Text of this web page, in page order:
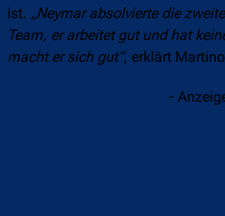
ist. „Neymar absolvierte die
Team, er arbeitet gut und hat
macht er sich gut“, erklärt
-